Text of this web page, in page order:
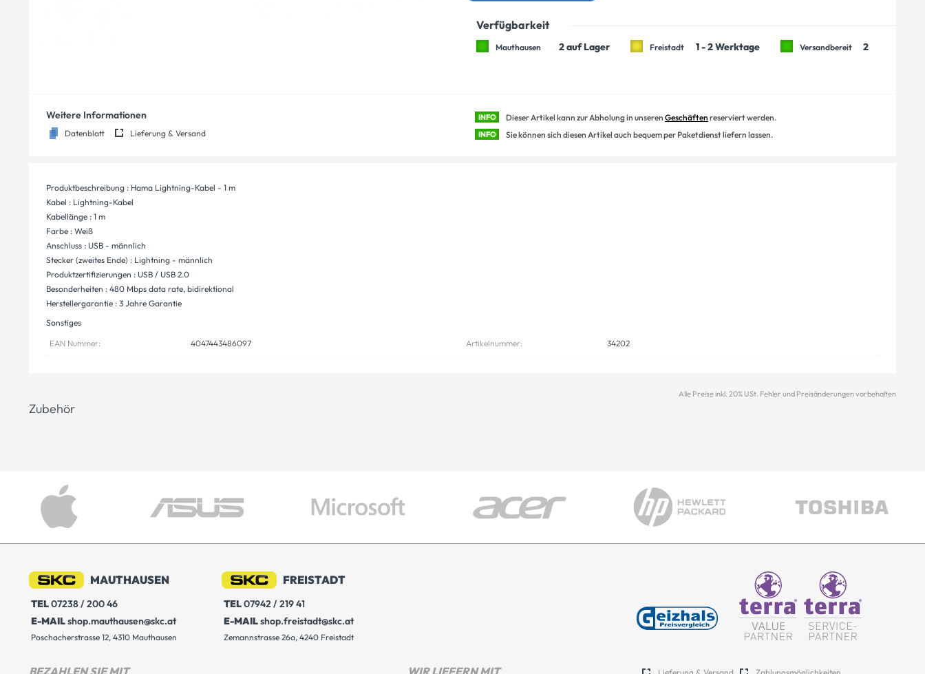
Weitere Informationen
Datenblatt Lieferung & Versand
INFO Dieser Artikel kann zur Abholung in unseren Geschäften reserviert werden.
INFO Sie können sich diesen Artikel auch bequem per Paketdienst liefern lassen.
Verfügbarkeit
Mauthausen 2 auf Lager Freistadt 1 - 2 Werktage Versandbereit 2
Produktbeschreibung : Hama Lightning-Kabel - 1 m
Kabel : Lightning-Kabel
Kabellänge : 1 m
Farbe : Weiß
Anschluss : USB - männlich
Stecker (zweites Ende) : Lightning - männlich
Produktzertifizierungen : USB / USB 2.0
Besonderheiten : 480 Mbps data rate, bidirektional
Herstellergarantie : 3 Jahre Garantie
Sonstiges
EAN Nummer:
4047443486097 Artikelnummer: 34202
Alle Preise inkl. 20% USt. Fehler und Preisänderungen vorbehalten
Zubehör
MAUTHAUSEN
TEL07238 / 200 46
E-MAILshop.mauthausen@skc.at
Poschacherstrasse 12, 4310 Mauthausen
FREISTADT
TEL07942 / 219 41
E-MAILshop.freistadt@skc.at
Zemannstrasse 26a, 4240 Freistadt
BEZAHLEN SIE MIT WIR LIEFERN MIT